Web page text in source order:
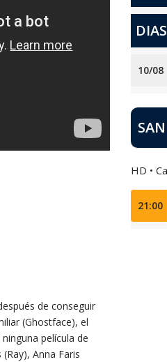
de conseguir
(Ghostface), el
película de
Anna Faris
DIAS
10/08
HD •
21:00